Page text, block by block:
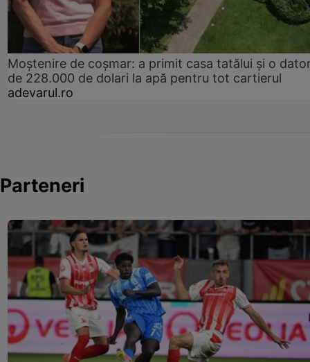
Moștenire de coșmar: a primit casa tatălui și o
de 228.000 de dolari la apă pentru tot cartierul
adevarul.ro
Parteneri